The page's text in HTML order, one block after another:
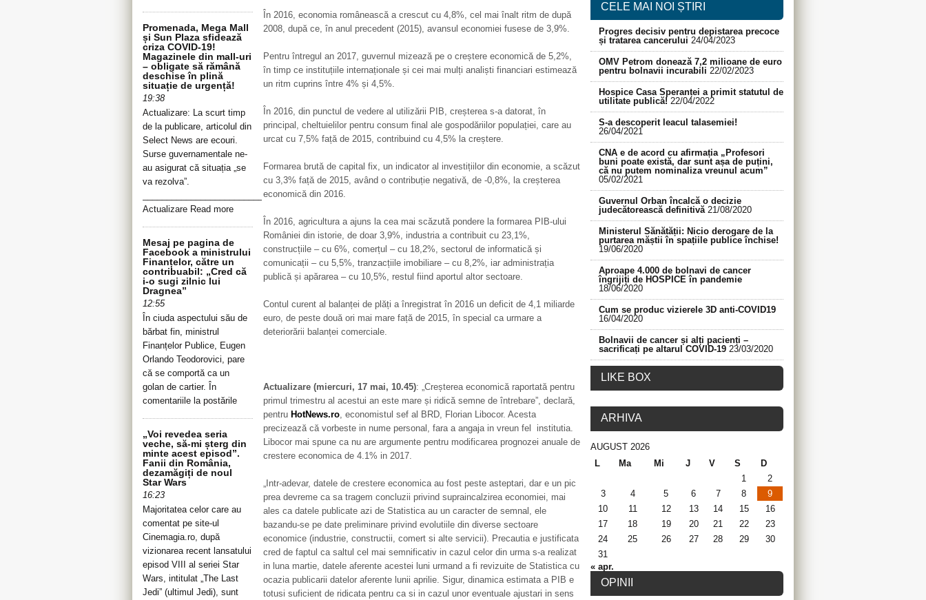
În 2016, economia românească a crescut cu 4,8%, cel mai înalt ritm de după
2008, după ce, în anul precedent (2015), avansul economiei fusese de 3,9%.
Pentru întregul an 2017, guvernul mizează pe o creștere economică de 5,2%,
în timp ce instituțiile internaționale și cei mai mulți analiști financiari estimează
un ritm cuprins între 4% și 4,5%.
În 2016, din punctul de vedere al utilizării PIB, creșterea s-a datorat, în
principal, cheltuielilor pentru consum final ale gospodăriilor populației, care au
urcat cu 7,5% față de 2015, contribuind cu 4,5% la creștere.
Formarea brută de capital fix, un indicator al investițiilor din economie, a scăzut
cu 3,3% față de 2015, având o contribuție negativă, de -0,8%, la creșterea
economică din 2016.
În 2016, agricultura a ajuns la cea mai scăzută pondere la formarea PIB-ului
României din istorie, de doar 3,9%, industria a contribuit cu 23,1%,
construcțiile – cu 6%, comerțul – cu 18,2%, sectorul de informatică și
comunicații – cu 5,5%, tranzacțiile imobiliare – cu 8,2%, iar administrația
publică și apărarea – cu 10,5%, restul fiind aportul altor sectoare.
Contul curent al balanței de plăți a înregistrat în 2016 un deficit de 4,1 miliarde
euro, de peste două ori mai mare față de 2015, în special ca urmare a
deteriorării balanței comerciale.
Actualizare (miercuri, 17 mai, 10.45): „Creșterea economică raportată pentru
primul trimestru al acestui an este mare și ridică semne de întrebare”, declară,
pentru HotNews.ro , economistul sef al BRD, Florian Libocor. Acesta
precizează că vorbeste in nume personal, fara a angaja in vreun fel institutia.
Libocor mai spune ca nu are argumente pentru modificarea prognozei anuale de
crestere economica de 4.1% in 2017.
„Intr-adevar, datele de crestere economica au fost peste asteptari, dar e un pic
prea devreme ca sa tragem concluzii privind supraincalzirea economiei, mai
ales ca datele publicate azi de Statistica au un caracter de semnal, ele
bazandu-se pe date preliminare privind evolutiile din diverse sectoare
economice (industrie, constructii, comert si alte servicii). Precautia e justificata
cred de faptul ca saltul cel mai semnificativ in cazul celor din urma s-a realizat
in luna martie, datele aferente acestei luni urmand a fi revizuite de Statistica cu
ocazia publicarii datelor aferente lunii aprilie. Sigur, dinamica estimata a PIB e
totusi suficient de ridicata pentru ca si in cazul unor eventuale ajustari in sens
Promenada, Mega Mall
și Sun Plaza sfidează
criza COVID-19!
Magazinele din mall-uri
– obligate să rămână
deschise în plină
situație de urgență!
19:38
Actualizare: La scurt timp
de la publicare, articolul din
Select News are ecouri.
Surse guvernamentale ne-
au asigurat că situația „se
va rezolva”.
_____________________________________________________________________________
Actualizare Read more
Mesaj pe pagina de
Facebook a ministrului
Finanțelor, către un
contribuabil: „Cred că
i-o sugi zilnic lui
Dragnea”
12:55
În ciuda aspectului său de
bărbat fin, ministrul
Finanțelor Publice, Eugen
Orlando Teodorovici, pare
că se comportă ca un
golan de cartier. În
comentariile la postările
„Voi revedea seria
veche, să-mi șterg din
minte acest episod”.
Fanii din România,
dezamăgiți de noul
Star Wars
16:23
Majoritatea celor care au
comentat pe site-ul
Cinemagia.ro, după
vizionarea recent lansatului
episod VIII al seriei Star
Wars, intitulat „The Last
Jedi” (ultimul Jedi), sunt
CELE MAI NOI ȘTIRI
Progres decisiv pentru depistarea precoce
și tratarea cancerului 24/04/2023
OMV Petrom donează 7,2 milioane de euro
pentru bolnavii incurabili 22/02/2023
Hospice Casa Speranței a primit statutul de
utilitate publică! 22/04/2022
S-a descoperit leacul talasemiei!
26/04/2021
CNA e de acord cu afirmația „Profesori
buni poate există, dar sunt așa de puțini,
că nu putem nominaliza vreunul acum”
05/02/2021
Guvernul Orban încalcă o decizie
judecătorească definitivă 21/08/2020
Ministerul Sănătății: Nicio derogare de la
purtarea măștii în spațiile publice închise!
19/06/2020
Aproape 4.000 de bolnavi de cancer
îngrijiți de HOSPICE în pandemie
18/06/2020
Cum se produc vizierele 3D anti-COVID19
16/04/2020
Bolnavii de cancer și alți pacienți –
sacrificați pe altarul COVID-19 23/03/2020
LIKE BOX
ARHIVA
AUGUST 2026
L
Ma Mi J V S
D
1
2
3
4 5 6 7 8
9
10
11 12 13 14 15
16
17
18 19 20 21 22
23
24
25 26 27 28 29
30
31
« apr.
OPINII